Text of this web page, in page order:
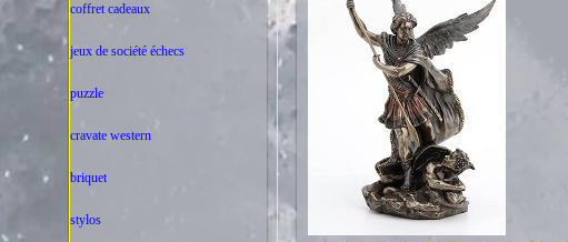
coffret cadeaux
jeux de société échecs
puzzle
cravate western
briquet
stylos